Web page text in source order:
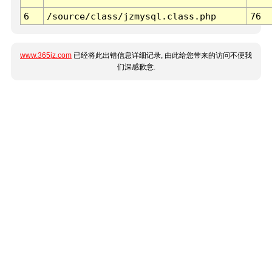
6 /source/class/jzmysql.class.php 76
www.365jz.com 已经将此出错信息详细记录, 由此给您带来的访问不便我
们深感歉意.